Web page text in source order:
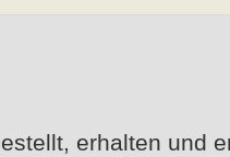
erhalten und